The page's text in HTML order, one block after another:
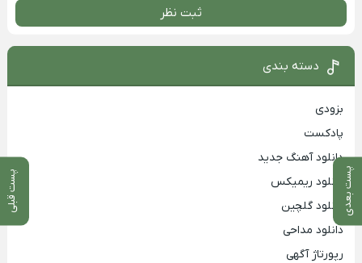
پست بعدی پست قبلی
ثبت نظر
دسته بندی
بزودی
پادکست
دانلود آهنگ جدید
دانلود ریمیکس
دانلود گلچین
دانلود مداحی
رپورتاژ آگهی